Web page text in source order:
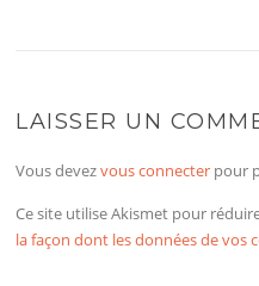
LAISSER UN
Vous devezvous connecter pour
Ce site utilise Akismet pour
la façon dont les données de vos